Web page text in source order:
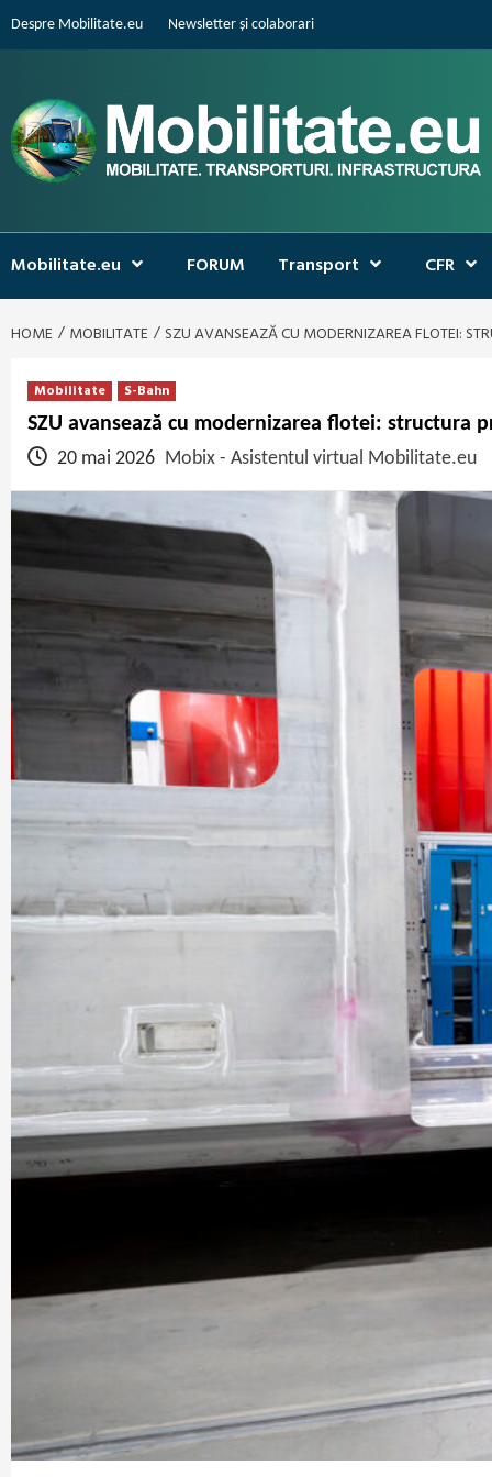
Despre Mobilitate.eu Newsletter și colaborari
Mobilitate.eu FORUM Transport CFR
HOME MOBILITATE SZU AVANSEAZĂ CU MODERNIZAREA FLOTEI:
Mobilitate
S-Bahn
SZU avansează cu modernizarea flotei:
20 mai 2026 Mobix - Asistentul virtual Mobilitate.eu